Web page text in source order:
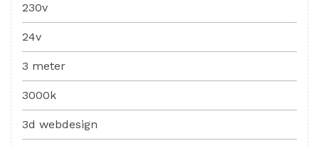
230v
24v
3 meter
3000k
3d webdesign